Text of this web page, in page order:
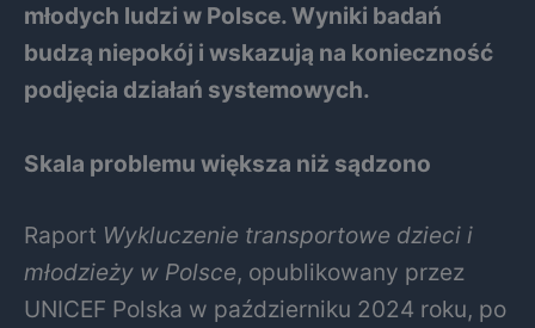
młodych ludzi w Polsce. Wyniki badań
budzą niepokój i wskazują na konieczność
podjęcia działań systemowych.
Skala problemu większa niż sądzono
Raport Wykluczenie transportowe dzieci i
młodzieży w Polsce, opublikowany przez
UNICEF Polska w październiku 2024 roku, po